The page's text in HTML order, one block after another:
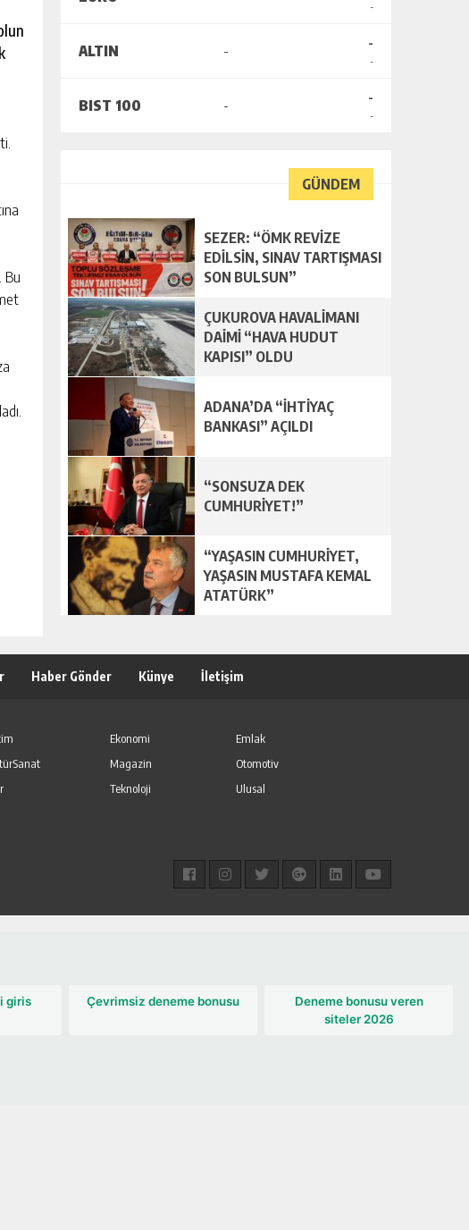
Bu
-
ALTIN - -
-
BIST 100 - -
-
GÜNDEM
SEZER: “ÖMK REVİZE
EDİLSİN, SINAV TARTIŞMASI
SON BULSUN”
ÇUKUROVA HAVALİMANI
DAİMİ “HAVA HUDUT
KAPISI” OLDU
ADANA’DA “İHTİYAÇ
BANKASI” AÇILDI
“SONSUZA DEK
CUMHURİYET!”
“YAŞASIN CUMHURİYET,
YAŞASIN MUSTAFA KEMAL
ATATÜRK”
Haber Gönder Künye İletişim
Ekonomi
Emlak
Magazin
Otomotiv
Teknoloji
Ulusal
giris Çevrimsiz deneme bonusu
Deneme bonusu veren
siteler 2026